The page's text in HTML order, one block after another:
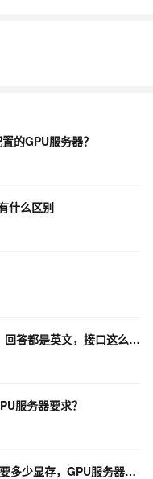
的GPU服务器？
什么区别
通义qwen-turbo-latest，突然变老外，回答都是英文，接口这么大变动吗
服务器要求？
Qwen3 32B,14B,8B大模型部署分别需要多少显存，GPU服务器如何选？